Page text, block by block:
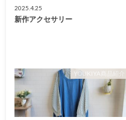
2025.4.25
新作アクセサリー
YOUKIYA商品紹介